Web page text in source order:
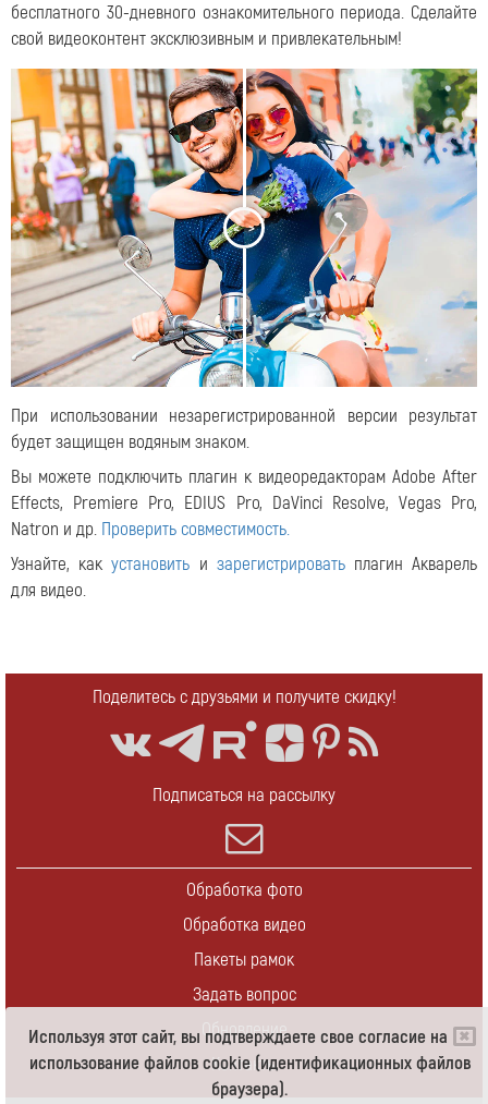
Используя этот сайт, вы подтверждаете свое согласие на
использование файлов cookie (идентификационных файлов
браузера).
бесплатного 30-дневного ознакомительного периода. Сделайте
свой видеоконтент эксклюзивным и привлекательным!
< >
При использовании незарегистрированной версии результат
будет защищен водяным знаком.
Вы можете подключить плагин к видеоредакторам Adobe After
Effects, Premiere Pro, EDIUS Pro, DaVinci Resolve, Vegas Pro,
Natron и др. Проверить совместимость.
Узнайте, какустановить и зарегистрироватьплагин Акварель
для видео.
Поделитесь с друзьями и получите скидку!
Подписаться на рассылку
Обработка фото
Обработка видео
Пакеты рамок
Задать вопрос
Обновление
Контакты